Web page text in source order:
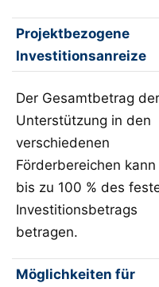
Projektbezogene
Investitionsanreize
Der Gesamtbetrag der
Unterstützung in den
verschiedenen
Förderbereichen kann
bis zu 100 % des
Investitionsbetrags
betragen.
Möglichkeiten für